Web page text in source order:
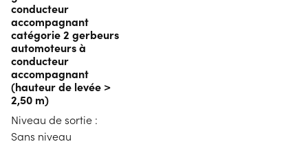
conducteur
accompagnant
catégorie 2 gerbeurs
automoteurs à
conducteur
accompagnant
(hauteur de levée >
2,50 m)
Niveau de sortie :
Sans niveau